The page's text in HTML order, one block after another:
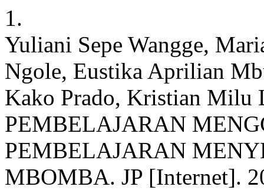
1.
Yuliani Sepe Wangge,
Ngole, Eustika Aprilian
Kako Prado, Kristian Milu
PEMBELAJARAN
PEMBELAJARAN
MBOMBA. JP [Internet].